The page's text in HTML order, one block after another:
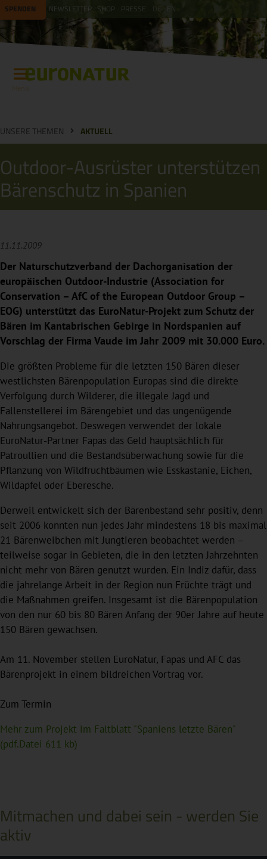
SPENDEN NEWSLETTER SHOP PRESSE EN
UNSERE THEMEN AKTUELL
Outdoor-Ausrüster unterstützen
Bärenschutz in Spanien
11.11.2009
Der Naturschutzverband der Dachorganisation der
europäischen Outdoor-Industrie (Association for
Conservation – AfC of the European Outdoor Group –
EOG) unterstützt das EuroNatur-Projekt zum Schutz der
Bären im Kantabrischen Gebirge in Nordspanien auf
Vorschlag der Firma Vaude im Jahr 2009 mit 30.000 Euro.
Die größten Probleme für die letzten 150 Bären dieser
westlichsten Bärenpopulation Europas sind die direkte
Verfolgung durch Wilderer, die illegale Jagd und
Fallenstellerei im Bärengebiet und das ungenügende
Nahrungsangebot. Deswegen verwendet der lokale
EuroNatur-Partner Fapas das Geld hauptsächlich für
Patroullien und die Bestandsüberwachung sowie für die
Pflanzung von Wildfruchtbäumen wie Esskastanie, Eichen,
Wildapfel oder Eberesche.
Derweil entwickelt sich der Bärenbestand sehr positiv, denn
seit 2006 konnten nun jedes Jahr mindestens 18 bis maximal
21 Bärenweibchen mit Jungtieren beobachtet werden –
teilweise sogar in Gebieten, die in den letzten Jahrzehnten
nicht mehr von Bären genutzt wurden. Ein Indiz dafür, dass
die jahrelange Arbeit in der Region nun Früchte trägt und
die Maßnahmen greifen. Insgesamt ist die Bärenpopulation
von den nur 60 bis 80 Bären Anfang der 90er Jahre auf heute
150 Bären gewachsen.
Am 11. November stellen EuroNatur, Fapas und AFC das
Bärenprojekt in einem bildreichen Vortrag vor.
Zum Termin
Mehr zum Projekt im Faltblatt "Spaniens letzte Bären"
(pdf.Datei 611 kb)
Mitmachen und dabei sein - werden Sie
aktiv